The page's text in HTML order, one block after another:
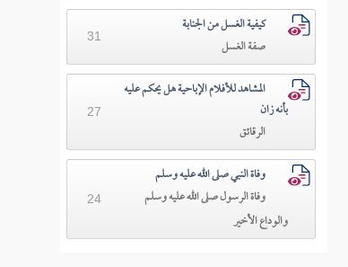
كيفية الغسل من الجنابة
صفة الغسل
31
المشاهد للأفلام الإباحية هل يحكم عليه
بأنه زان
الرقائق
27
وفاة النبي صلى الله عليه وسلم
وفاة الرسول صلى الله عليه وسلم
والوداع الأخير
24